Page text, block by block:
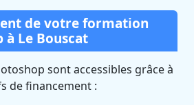
de votre formation
à Le Bouscat
sont accessibles grâce à
de financement :